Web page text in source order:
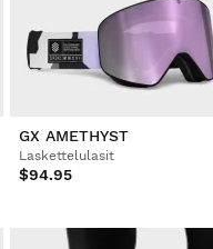
GX AMETHYST
Laskettelulasit
$94.95